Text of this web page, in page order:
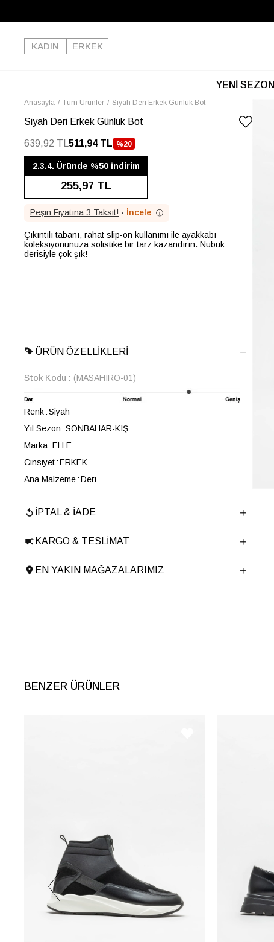
KADIN
ERKEK
YENİ SEZON
Anasayfa Tüm Ürünler Siyah Deri Erkek Günlük Bot
Siyah Deri Erkek Günlük Bot
639,92 TL511,94 TL %20
İNDIRIM
2.3.4. Üründe %50 İndirim
255,97 TL
Peşin Fiyatına 3 Taksit! · İncele ⓘ
Çıkıntılı tabanı, rahat slip-on kullanımı ile ayakkabı
koleksiyonunuza sofistike bir tarz kazandırın. Nubuk
derisiyle çok şık!
ÜRÜN ÖZELLIKLERI
Stok Kodu (MASAHIRO-01)
Renk Siyah
Yıl Sezon SONBAHAR-KIŞ
Marka ELLE
Cinsiyet ERKEK
Ana Malzeme Deri
Topuk Boyu
3.5 cm
Ürün Cinsi
Günlük
Taban Yüksekliği
2.5 cm
İPTAL & İADE
KARGO & TESLIMAT
EN YAKIN MAĞAZALARIMIZ
BENZER ÜRÜNLER